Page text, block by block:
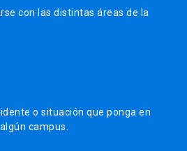
con las distintas áreas de la
o situación que ponga en
campus.